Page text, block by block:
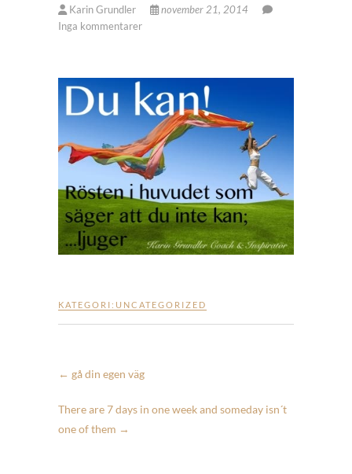
Karin Grundler
november 21, 2014
Inga kommentarer
KATEGORI: UNCATEGORIZED
← gå din egen väg
There are 7 days in one week and someday isn´t
one of them →